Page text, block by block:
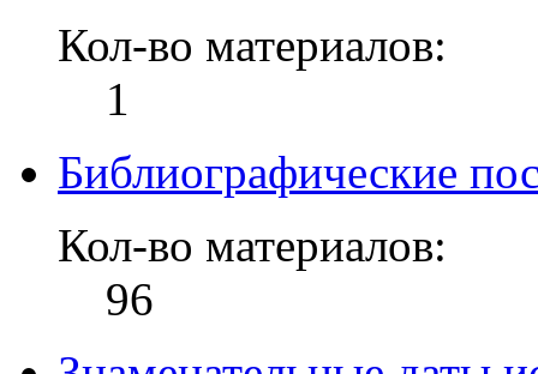
Кол-во материалов:
1
Библиографические
Кол-во материалов:
96